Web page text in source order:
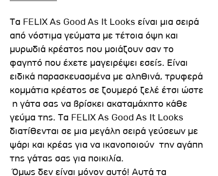
Τα FELIX As Good As It Looks είναι μια σειρά
από νόστιμα γεύματα με τέτοια όψη και
μυρωδιά κρέατος που μοιάζουν σαν το
φαγητό που έχετε μαγειρέψει εσείς. Είναι
ειδικά παρασκευασμένα με αληθινά, τρυφερά
κομμάτια κρέατος σε ζουμερό ζελέ έτσι ώστε
η γάτα σας να βρίσκει ακαταμάχητο κάθε
γεύμα της. Τα FELIX As Good As It Looks
διατίθενται σε μια μεγάλη σειρά γεύσεων με
ψάρι και κρέας για να ικανοποιούν την αγάπη
της γάτας σας για ποικιλία.
Όμως δεν είναι μόνον αυτό! Αυτά τα